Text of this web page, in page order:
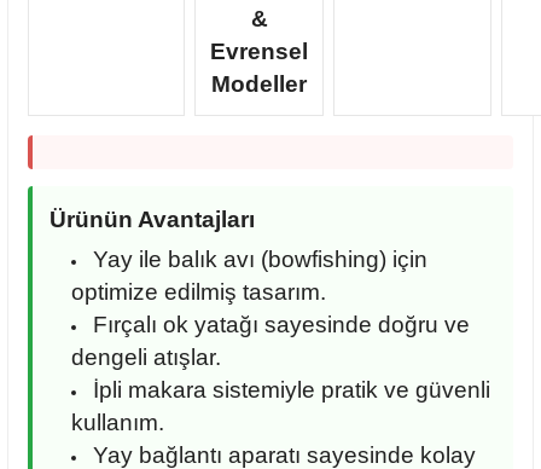
&
Evrensel
Modeller
Ürünün Avantajları
Yay ile balık avı (bowfishing) için
optimize edilmiş tasarım.
Fırçalı ok yatağı sayesinde doğru ve
dengeli atışlar.
İpli makara sistemiyle pratik ve güvenli
kullanım.
Yay bağlantı aparatı sayesinde kolay